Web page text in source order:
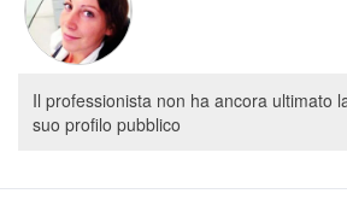
Il professionista non ha ancora ultimato
suo profilo pubblico